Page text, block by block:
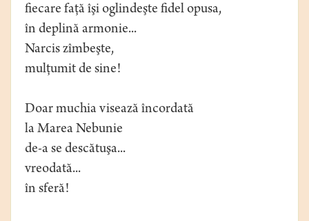
fiecare faţă îşi oglindeşte fidel opusa,
în deplină armonie...
Narcis zîmbeşte,
mulţumit de sine!
Doar muchia visează încordată
la Marea Nebunie
de-a se descătuşa...
vreodată...
în sferă!